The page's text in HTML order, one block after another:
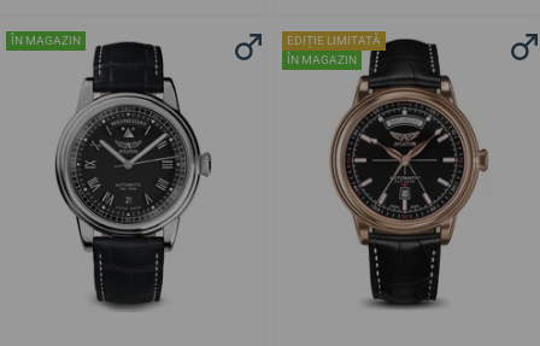
ÎN MAGAZIN
EDIȚIE LIMITATĂ
ÎN MAGAZIN